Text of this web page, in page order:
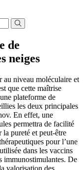
de
neiges
au niveau moléculaire et
que cette maîtrise
plateforme de
les deux principales
En effet, une
permettra de facilité
pureté et peut-être
pour l’une
dans les vaccins
immunostimulantes. De
valorisation des